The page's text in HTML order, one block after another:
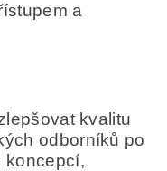
a
kvalitu
odborníků po
koncepcí,